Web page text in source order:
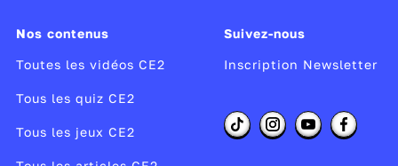
Nos contenus
Toutes les vidéos CE2
Tous les quiz CE2
Tous les jeux CE2
Suivez-nous
Inscription Newsletter